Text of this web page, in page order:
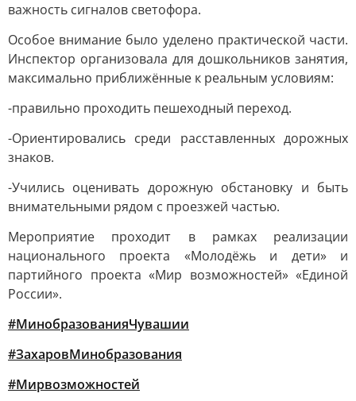
важность сигналов светофора.
Особое внимание было уделено практической части.
Инспектор организовала для дошкольников занятия,
максимально приближённые к реальным условиям:
-правильно проходить пешеходный переход.
-Ориентировались среди расставленных дорожных
знаков.
-Учились оценивать дорожную обстановку и быть
внимательными рядом с проезжей частью.
Мероприятие проходит в рамках реализации
национального проекта «Молодёжь и дети» и
партийного проекта «Мир возможностей» «Единой
России».
#МинобразованияЧувашии
#ЗахаровМинобразования
#Мирвозможностей